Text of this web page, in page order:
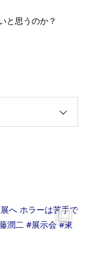
と思うのか？